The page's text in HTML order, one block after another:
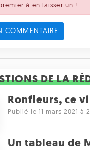
à en laisser un !
COMMENTAIRE
DE LA
Ronfleurs, ce
Publié le 11 mars 2021 à
Un tableau de